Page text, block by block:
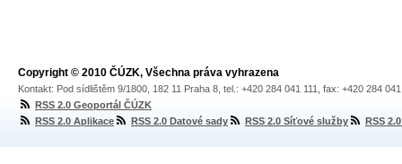
Copyright © 2010 ČÚZK, Všechna práva vyhrazena
Kontakt: Pod sídlištěm 9/1800, 182 11 Praha 8, tel.: +420 284 041 111, fax: +420 284
RSS 2.0 Geoportál ČÚZK
RSS 2.0 Aplikace
RSS 2.0 Datové sady RSS 2.0 Síťové služby RSS